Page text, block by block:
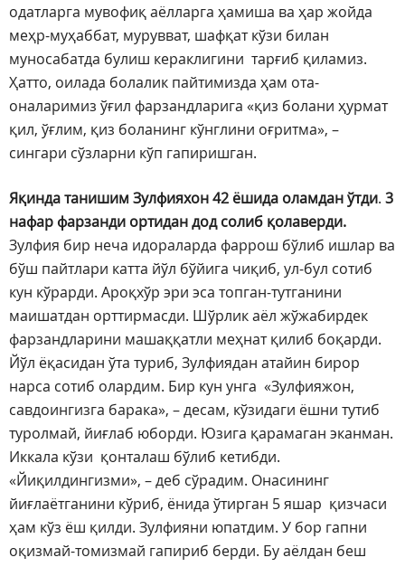
одатларга мувофиқ аёлларга ҳамиша ва ҳар жойда
меҳр-муҳаббат, мурувват, шафқат кўзи билан
муносабатда булиш кераклигини тарғиб қиламиз.
Ҳатто, оилада болалик пайтимизда ҳам ота-
оналаримиз ўғил фарзандларига «қиз болани ҳурмат
қил, ўғлим, қиз боланинг кўнглини оғритма», –
сингари сўзларни кўп гапиришган.
Яқинда танишим Зулфияхон 42 ёшида оламдан ўтди. 3
нафар фарзанди ортидан дод солиб қолаверди.
Зулфия бир неча идораларда фаррош бўлиб ишлар ва
бўш пайтлари катта йўл бўйига чиқиб, ул-бул сотиб
кун кўрарди. Ароқхўр эри эса топган-тутганини
маишатдан орттирмасди. Шўрлик аёл жўжабирдек
фарзандларини машаққатли меҳнат қилиб боқарди.
Йўл ёқасидан ўта туриб, Зулфиядан атайин бирор
нарса сотиб олардим. Бир кун унга «Зулфияжон,
савдоингизга барака», – десам, кўзидаги ёшни тутиб
туролмай, йиғлаб юборди. Юзига қарамаган эканман.
Иккала кўзи қонталаш бўлиб кетибди.
«Йиқилдингизми», – деб сўрадим. Онасининг
йиғлаётганини кўриб, ёнида ўтирган 5 яшар қизчаси
ҳам кўз ёш қилди. Зулфияни юпатдим. У бор гапни
оқизмай-томизмай гапириб берди. Бу аёлдан беш